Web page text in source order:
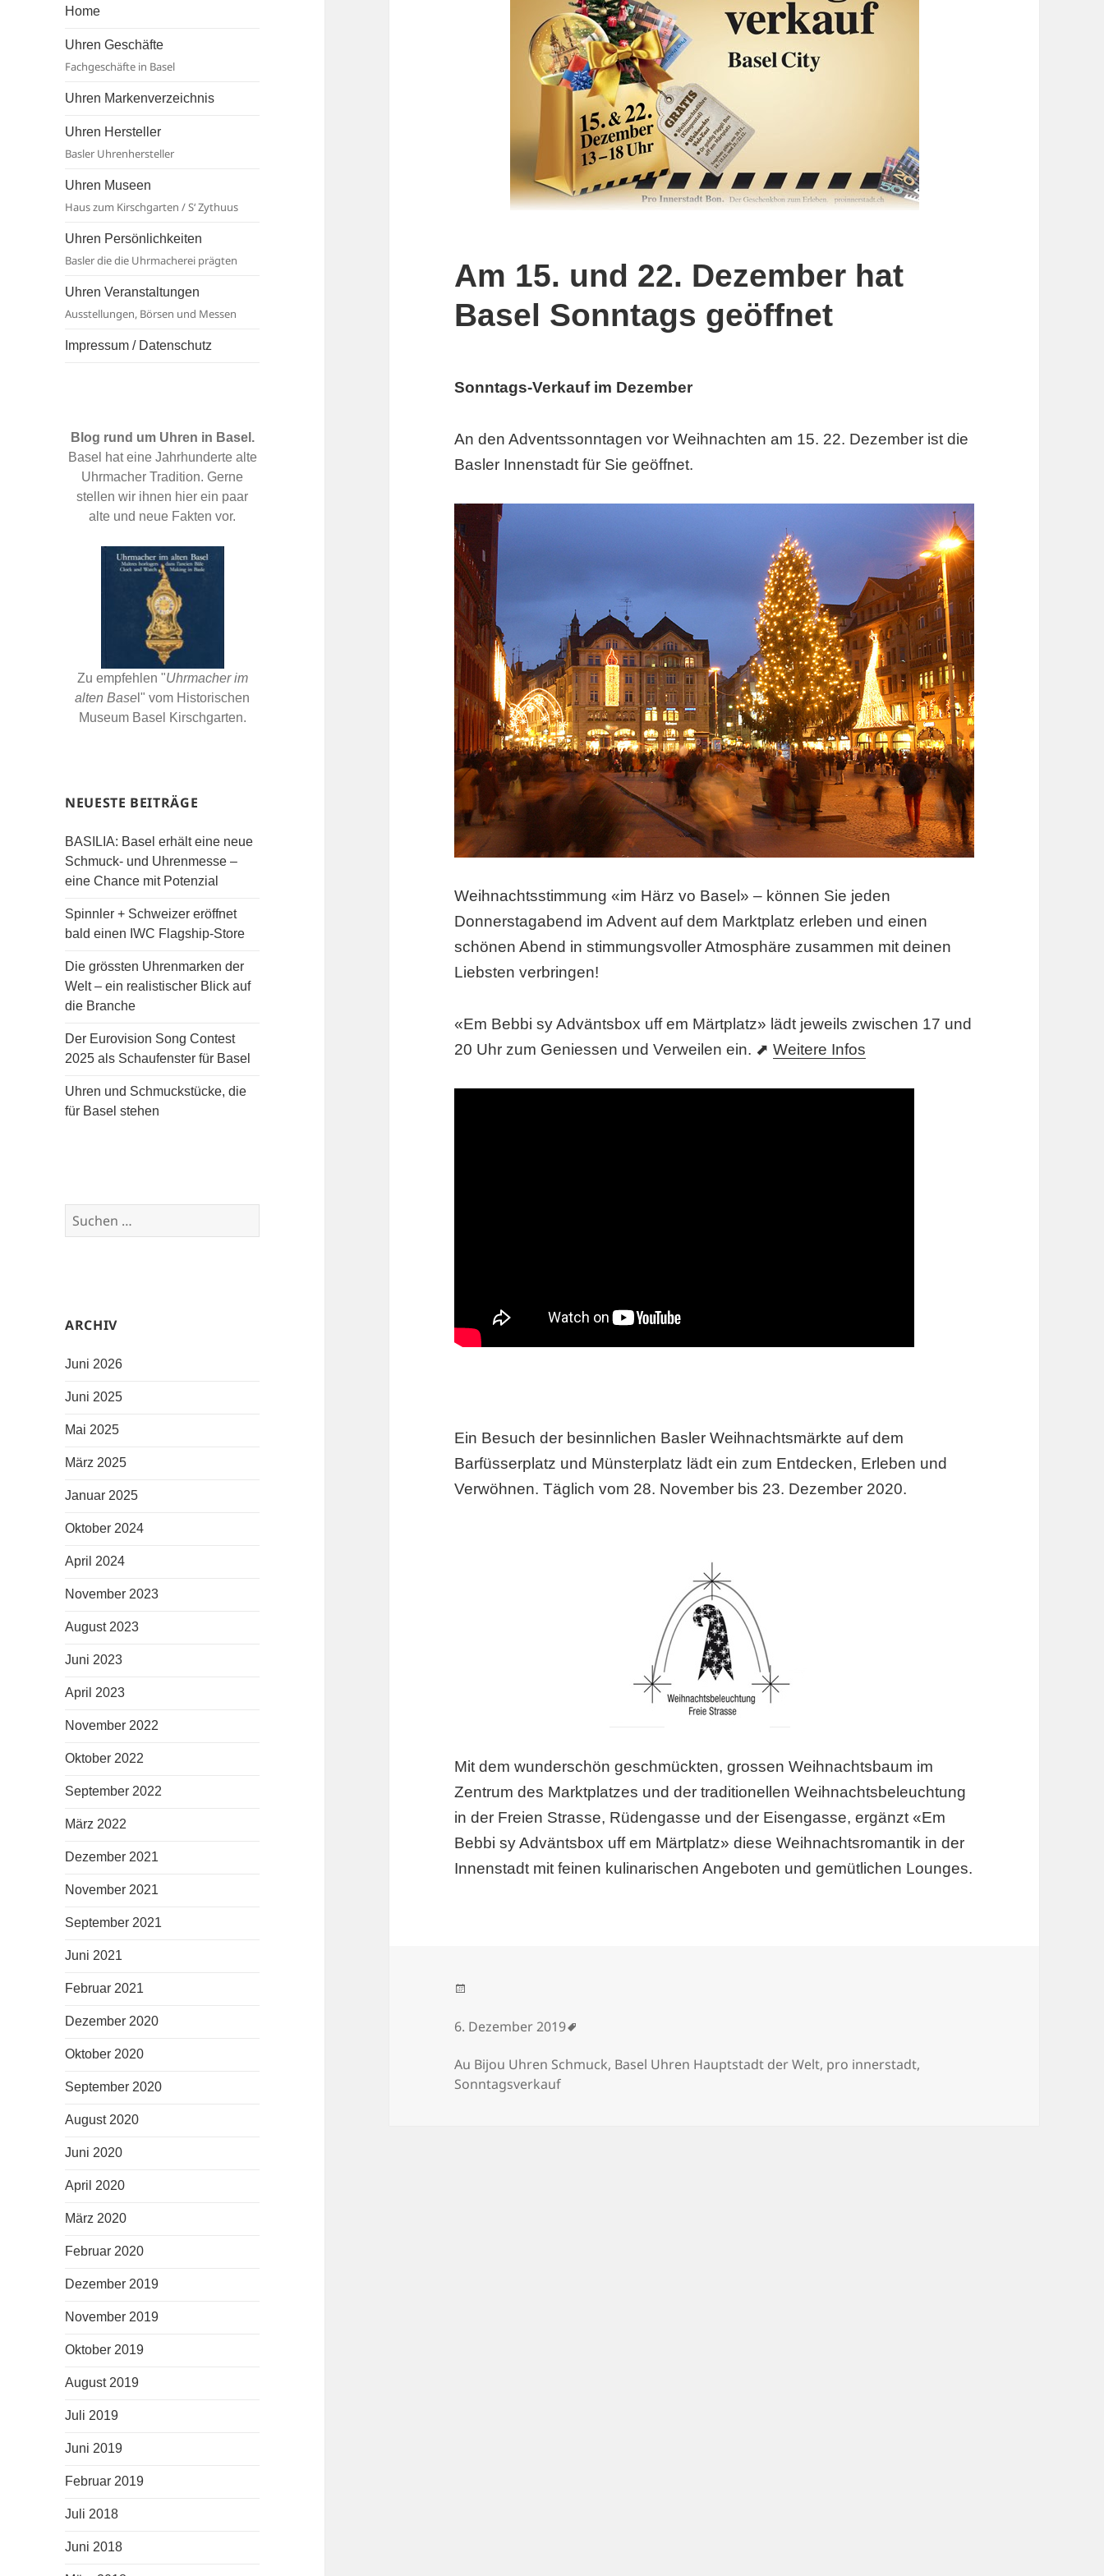
Basel
Home
Uhren Geschäfte
Fachgeschäfte in Basel
Uhren Markenverzeichnis
Uhren Hersteller
Basler Uhrenhersteller
Uhren Museen
Haus zum Kirschgarten / S‘ Zythuus
Uhren Persönlichkeiten
Basler die die Uhrmacherei prägten
Uhren Veranstaltungen
Ausstellungen, Börsen und Messen
Impressum / Datenschutz
Blog rund um Uhren in Basel.
Basel hat eine Jahrhunderte alte
Uhrmacher Tradition. Gerne
stellen wir ihnen hier ein paar
alte und neue Fakten vor.
Zu empfehlen "Uhrmacher im
alten Base l" vom Historischen
Museum Basel Kirschgarten.
NEUESTE BEITRÄGE
BASILIA: Basel erhält eine neue
Schmuck- und Uhrenmesse –
eine Chance mit Potenzial
Spinnler + Schweizer eröffnet
bald einen IWC Flagship-Store
Die grössten Uhrenmarken der
Welt – ein realistischer Blick auf
die Branche
Der Eurovision Song Contest
2025 als Schaufenster für Basel
Uhren und Schmuckstücke, die
für Basel stehen
ARCHIV
Juni 2026
Juni 2025
Mai 2025
März 2025
Januar 2025
Oktober 2024
April 2024
November 2023
August 2023
Juni 2023
April 2023
November 2022
Oktober 2022
September 2022
März 2022
Dezember 2021
November 2021
September 2021
Juni 2021
Februar 2021
Dezember 2020
Oktober 2020
September 2020
August 2020
Juni 2020
April 2020
März 2020
Februar 2020
Dezember 2019
November 2019
Oktober 2019
August 2019
Juli 2019
Juni 2019
Februar 2019
Juli 2018
Juni 2018
Am 15. und 22. Dezember hat
Basel Sonntags geöffnet
Sonntags-Verkauf im Dezember
An den Adventssonntagen vor Weihnachten am 15. 22. Dezember ist die
Basler Innenstadt für Sie geöffnet.
Weihnachtsstimmung «im Härz vo Basel» – können Sie jeden
Donnerstagabend im Advent auf dem Marktplatz erleben und einen
schönen Abend in stimmungsvoller Atmosphäre zusammen mit deinen
Liebsten verbringen!
«Em Bebbi sy Adväntsbox uff em Märtplatz» lädt jeweils zwischen 17 und
20 Uhr zum Geniessen und Verweilen ein. ⬈Weitere Infos
Ein Besuch der besinnlichen Basler Weihnachtsmärkte auf dem
Barfüsserplatz und Münsterplatz lädt ein zum Entdecken, Erleben und
Verwöhnen. Täglich vom 28. November bis 23. Dezember 2020.
Mit dem wunderschön geschmückten, grossen Weihnachtsbaum im
Zentrum des Marktplatzes und der traditionellen Weihnachtsbeleuchtung
in der Freien Strasse, Rüdengasse und der Eisengasse, ergänzt «Em
Bebbi sy Adväntsbox uff em Märtplatz» diese Weihnachtsromantik in der
Innenstadt mit feinen kulinarischen Angeboten und gemütlichen Lounges.
6. Dezember 2019
Au Bijou Uhren Schmuck, Basel Uhren Hauptstadt der Welt, pro innerstadt,
Sonntagsverkauf